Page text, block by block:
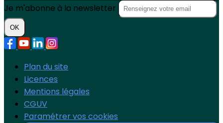
Je m'abonne à la newsletter
OK
Plan du site
Licences
Mentions légales
CGUV
Paramétrer vos cookies